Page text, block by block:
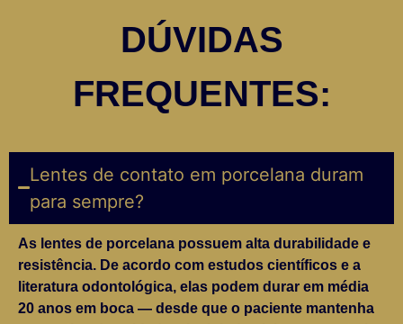
DÚVIDAS
FREQUENTES:
Lentes de contato em porcelana duram
para sempre?
As lentes de porcelana possuem alta durabilidade e
resistência. De acordo com estudos científicos e a
literatura odontológica, elas podem durar em média
20 anos em boca — desde que o paciente mantenha